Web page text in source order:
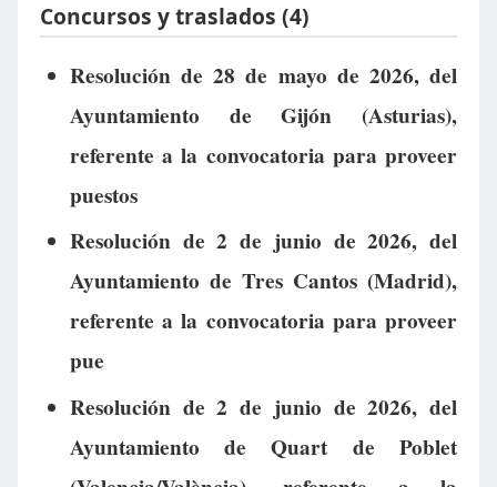
Concursos y traslados (4)
Resolución de 28 de mayo de 2026, del
Ayuntamiento de Gijón (Asturias),
referente a la convocatoria para proveer
puestos
Resolución de 2 de junio de 2026, del
Ayuntamiento de Tres Cantos (Madrid),
referente a la convocatoria para proveer
pue
Resolución de 2 de junio de 2026, del
Ayuntamiento de Quart de Poblet